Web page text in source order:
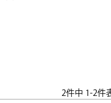
2件中 1-2件